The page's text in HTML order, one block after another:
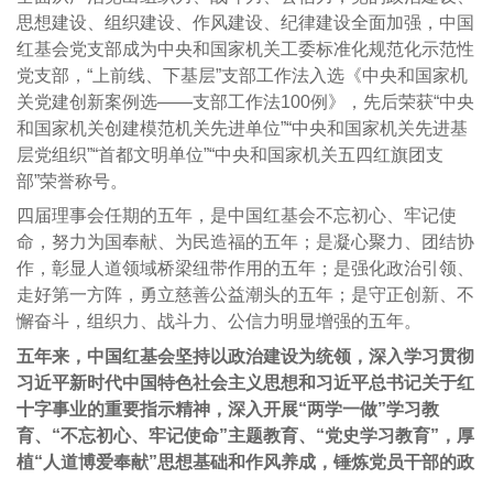
思想建设、组织建设、作风建设、纪律建设全面加强，中国
红基会党支部成为中央和国家机关工委标准化规范化示范性
党支部，“上前线、下基层”支部工作法入选《中央和国家机
关党建创新案例选——支部工作法100例》，先后荣获“中央
和国家机关创建模范机关先进单位”“中央和国家机关先进基
层党组织”“首都文明单位”“中央和国家机关五四红旗团支
部”荣誉称号。
四届理事会任期的五年，是中国红基会不忘初心、牢记使
命，努力为国奉献、为民造福的五年；是凝心聚力、团结协
作，彰显人道领域桥梁纽带作用的五年；是强化政治引领、
走好第一方阵，勇立慈善公益潮头的五年；是守正创新、不
懈奋斗，组织力、战斗力、公信力明显增强的五年。
五年来，中国红基会坚持以政治建设为统领，深入学习贯彻
习近平新时代中国特色社会主义思想和习近平总书记关于红
十字事业的重要指示精神，深入开展“两学一做”学习教
育、“不忘初心、牢记使命”主题教育、“党史学习教育”，厚
植“人道博爱奉献”思想基础和作风养成，锤炼党员干部的政